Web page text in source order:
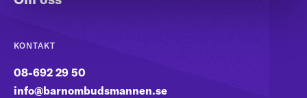
KONTAKT
08-692 29 50
info@barnombudsmannen.se